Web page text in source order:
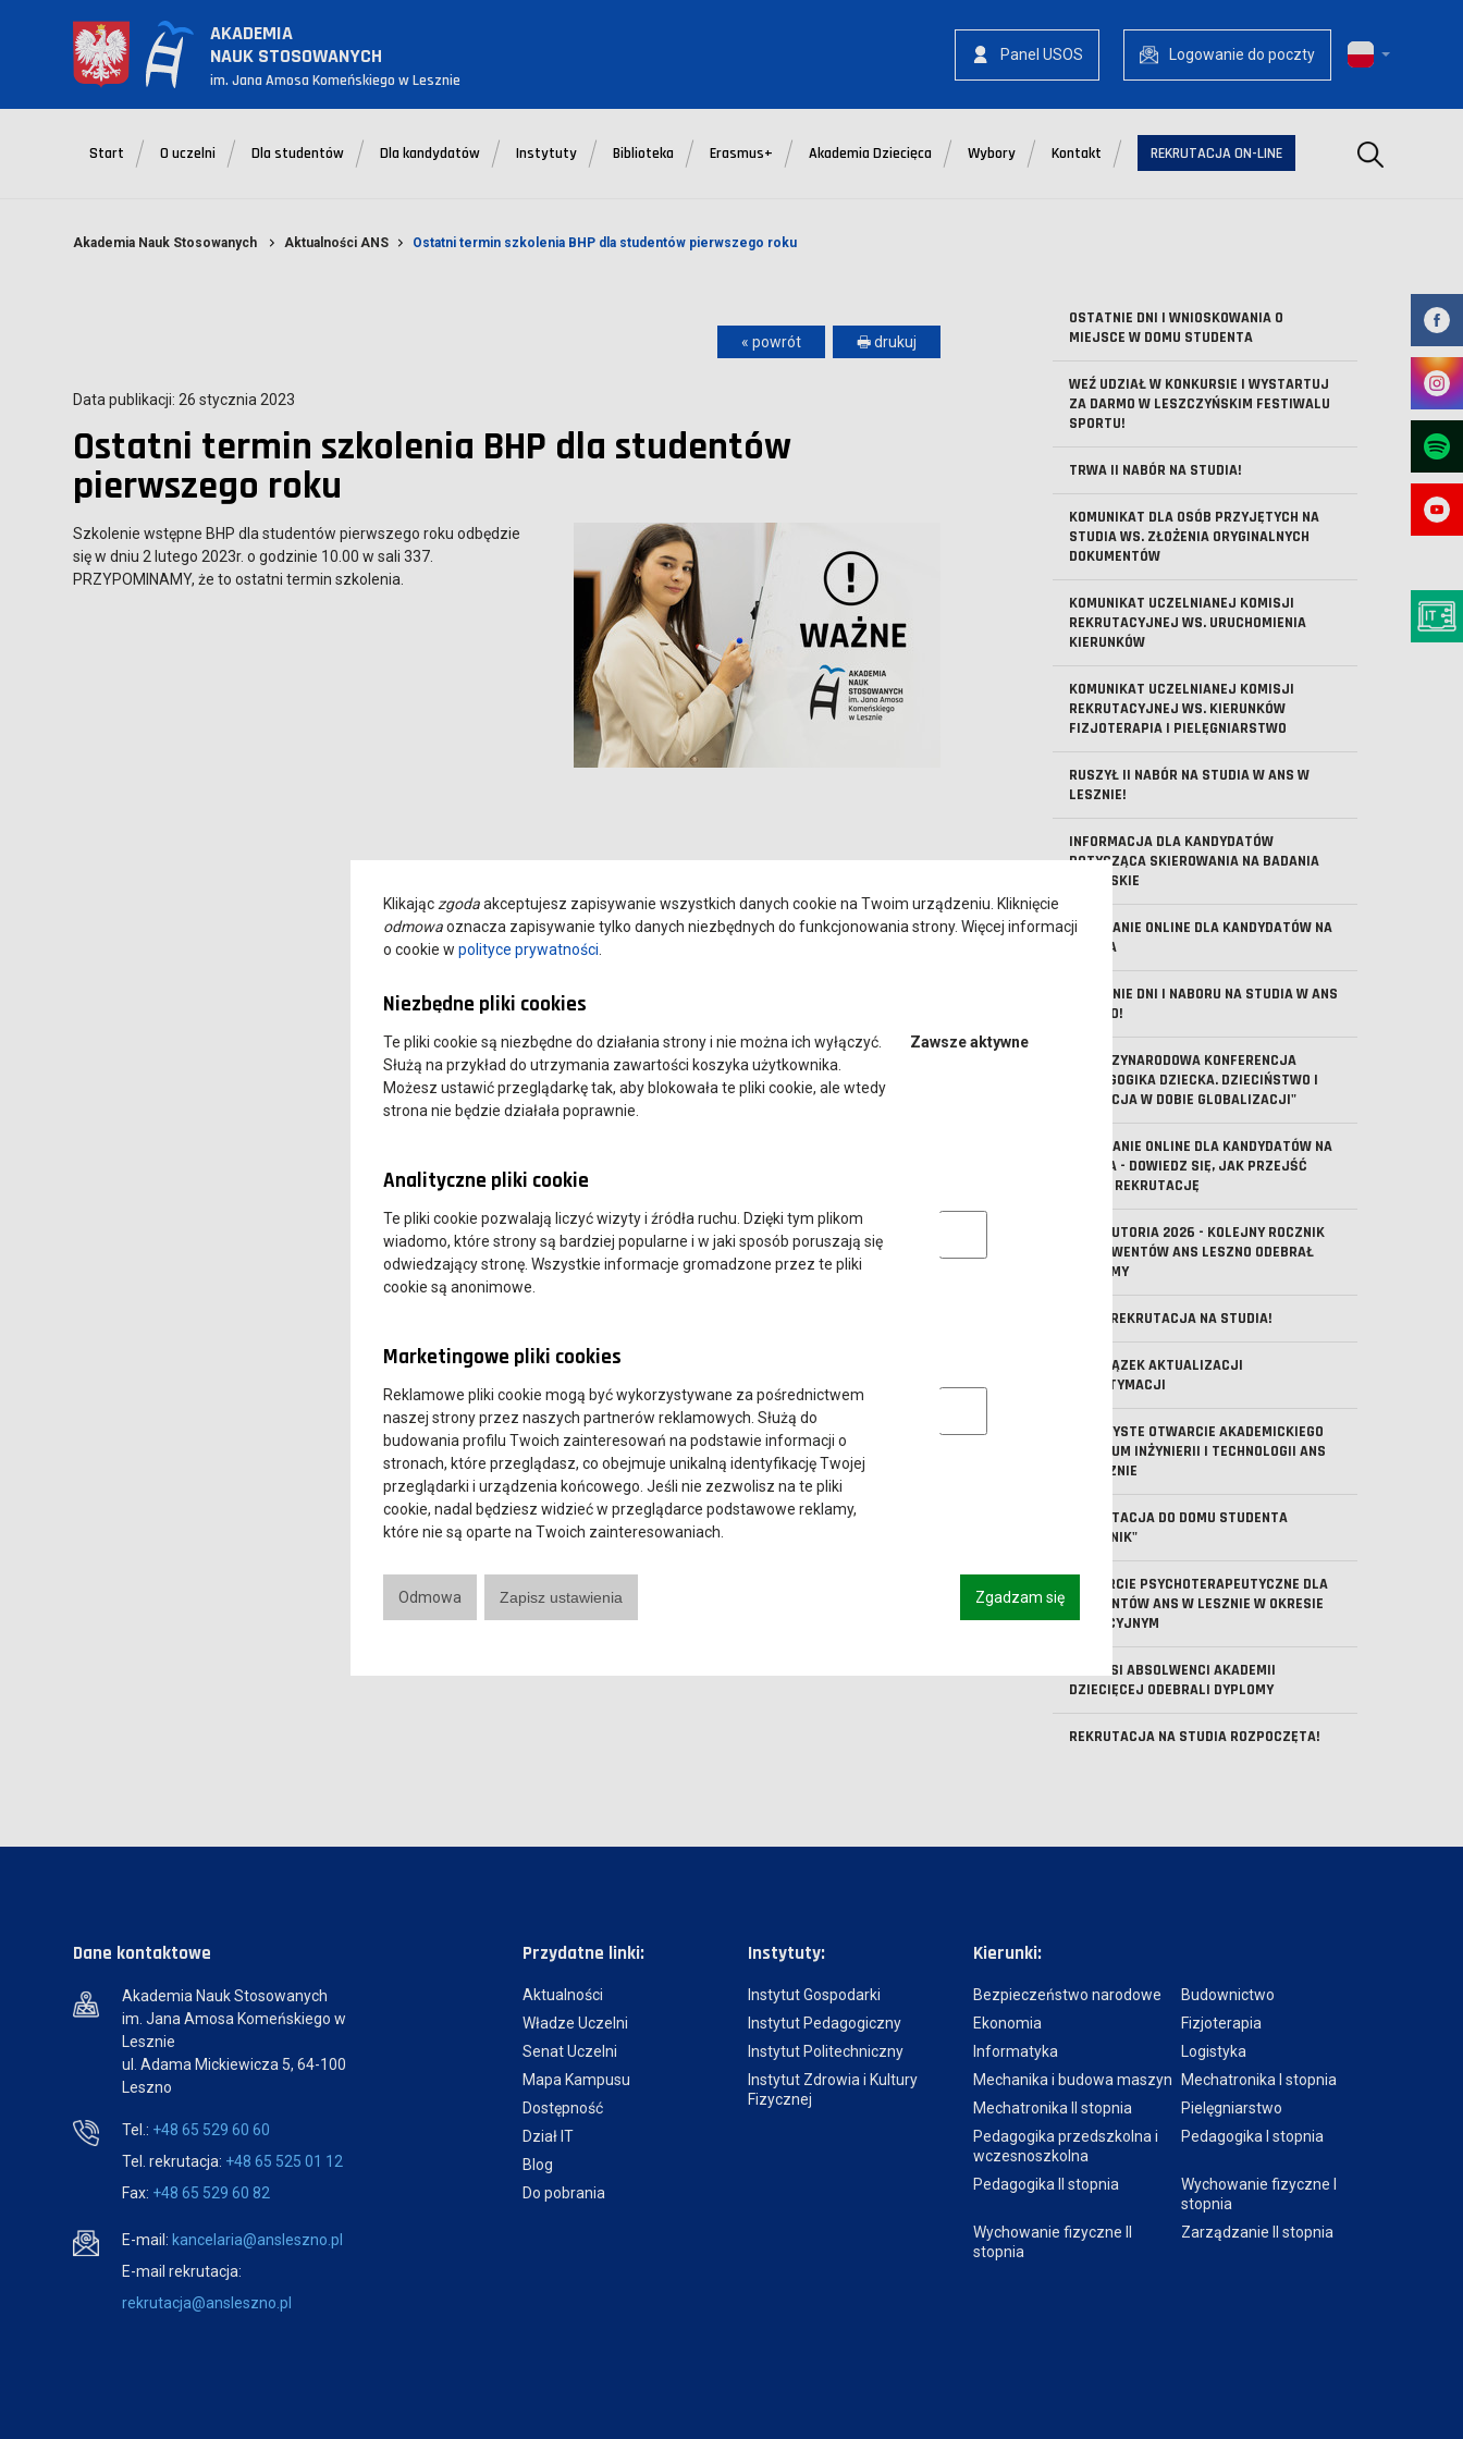
AKADEMIA
NAUK STOSOWANYCH
im. Jana Amosa Komeńskiego w Lesznie
Panel USOS Logowanie do poczty
Start O uczelni Dla studentów Dla kandydatów Instytuty Biblioteka Erasmus+ Akademia Dziecięca Wybory Kontakt REKRUTACJA ON-LINE Szukaj
Akademia Nauk Stosowanych Aktualności ANS Ostatni termin szkolenia BHP dla studentów pierwszego roku
OSTATNIE DNI I WNIOSKOWANIA O
MIEJSCE W DOMU STUDENTA
WEŹ UDZIAŁ W KONKURSIE I WYSTARTUJ
ZA DARMO W LESZCZYŃSKIM FESTIWALU
SPORTU!
TRWA II NABÓR NA STUDIA!
KOMUNIKAT DLA OSÓB PRZYJĘTYCH NA
STUDIA WS. ZŁOŻENIA ORYGINALNYCH
DOKUMENTÓW
KOMUNIKAT UCZELNIANEJ KOMISJI
REKRUTACYJNEJ WS. URUCHOMIENIA
KIERUNKÓW
KOMUNIKAT UCZELNIANEJ KOMISJI
REKRUTACYJNEJ WS. KIERUNKÓW
FIZJOTERAPIA I PIELĘGNIARSTWO
RUSZYŁ II NABÓR NA STUDIA W ANS W
LESZNIE!
INFORMACJA DLA KANDYDATÓW
DOTYCZĄCA SKIEROWANIA NA BADANIA
LEKARSKIE
SPOTKANIE ONLINE DLA KANDYDATÓW NA
STUDIA
OSTATNIE DNI I NABORU NA STUDIA W ANS
LESZNO!
V MIĘDZYNARODOWA KONFERENCJA
"PEDAGOGIKA DZIECKA. DZIECIŃSTWO I
EDUKACJA W DOBIE GLOBALIZACJI"
SPOTKANIE ONLINE DLA KANDYDATÓW NA
STUDIA - DOWIEDZ SIĘ, JAK PRZEJŚĆ
PRZEZ REKRUTACJĘ
ABSOLUTORIA 2026 - KOLEJNY ROCZNIK
ABSOLWENTÓW ANS LESZNO ODEBRAŁ
DYPLOMY
TRWA REKRUTACJA NA STUDIA!
OBOWIĄZEK AKTUALIZACJI
MLEGITYMACJI
UROCZYSTE OTWARCIE AKADEMICKIEGO
CENTRUM INŻYNIERII I TECHNOLOGII ANS
W LESZNIE
REKRUTACJA DO DOMU STUDENTA
"KOMENIK"
WSPARCIE PSYCHOTERAPEUTYCZNE DLA
STUDENTÓW ANS W LESZNIE W OKRESIE
WAKACYJNYM
PIERWSI ABSOLWENCI AKADEMII
DZIECIĘCEJ ODEBRALI DYPLOMY
REKRUTACJA NA STUDIA ROZPOCZĘTA!
« powrót 🖶 drukuj
Data publikacji: 26 stycznia 2023
Ostatni termin szkolenia BHP dla studentów
pierwszego roku
Szkolenie wstępne BHP dla studentów pierwszego roku odbędzie
się w dniu 2 lutego 2023r. o godzinie 10.00 w sali 337.
PRZYPOMINAMY, że to ostatni termin szkolenia.
Dane kontaktowe
Akademia Nauk Stosowanych
im. Jana Amosa Komeńskiego w
Lesznie
ul. Adama Mickiewicza 5, 64-100
Leszno
Tel.: +48 65 529 60 60
Tel. rekrutacja: +48 65 525 01 12
Fax: +48 65 529 60 82
E-mail: kancelaria@ansleszno.pl
E-mail rekrutacja:
rekrutacja@ansleszno.pl
Przydatne linki:
Aktualności
Władze Uczelni
Senat Uczelni
Mapa Kampusu
Dostępność
Dział IT
Blog
Do pobrania
Instytuty:
Instytut Gospodarki
Instytut Pedagogiczny
Instytut Politechniczny
Instytut Zdrowia i Kultury
Fizycznej
Kierunki:
Bezpieczeństwo narodowe
Budownictwo
Ekonomia
Fizjoterapia
Informatyka
Logistyka
Mechanika i budowa maszyn
Mechatronika I stopnia
Mechatronika II stopnia
Pielęgniarstwo
Pedagogika przedszkolna i
wczesnoszkolna
Pedagogika I stopnia
Pedagogika II stopnia
Wychowanie fizyczne I
stopnia
Wychowanie fizyczne II
stopnia
Zarządzanie II stopnia
Klikając zgodaakceptujesz zapisywanie wszystkich danych cookie na Twoim urządzeniu. Kliknięcie
odmowaoznacza zapisywanie tylko danych niezbędnych do funkcjonowania strony. Więcej informacji
o cookie w polityce prywatności
Niezbędne pliki cookies
Te pliki cookie są niezbędne do działania strony i nie można ich wyłączyć.
Służą na przykład do utrzymania zawartości koszyka użytkownika.
Możesz ustawić przeglądarkę tak, aby blokowała te pliki cookie, ale wtedy
strona nie będzie działała poprawnie.
Zawsze aktywne
Analityczne pliki cookie
Te pliki cookie pozwalają liczyć wizyty i źródła ruchu. Dzięki tym plikom
wiadomo, które strony są bardziej popularne i w jaki sposób poruszają się
odwiedzający stronę. Wszystkie informacje gromadzone przez te pliki
cookie są anonimowe.
Analityczne pliki cookie
Marketingowe pliki cookies
Reklamowe pliki cookie mogą być wykorzystywane za pośrednictwem
naszej strony przez naszych partnerów reklamowych. Służą do
budowania profilu Twoich zainteresowań na podstawie informacji o
stronach, które przeglądasz, co obejmuje unikalną identyfikację Twojej
przeglądarki i urządzenia końcowego. Jeśli nie zezwolisz na te pliki
cookie, nadal będziesz widzieć w przeglądarce podstawowe reklamy,
które nie są oparte na Twoich zainteresowaniach.
Marketingowe pliki cookies
Odmowa Zapisz ustawienia Zgadzam się